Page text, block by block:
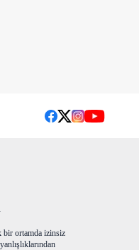
bir ortamda izinsiz